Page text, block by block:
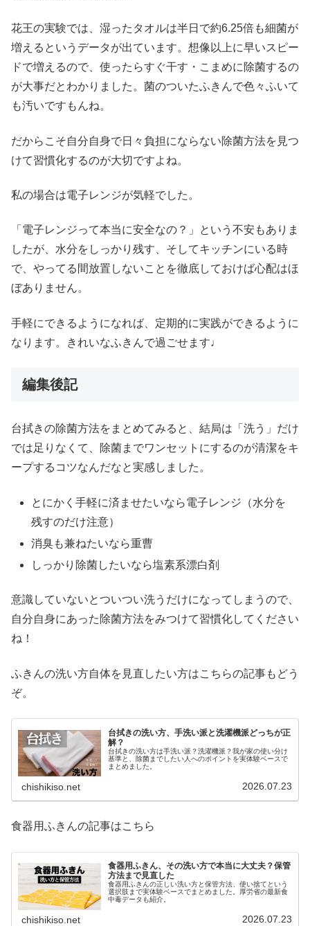
花王の実験では、湿ったタオルは半日で約6.25倍も細菌が
増えるというデータが出ています。想像以上に早いスピー
ドで増えるので、使ったらすぐ干す・こまめに除菌するの
が大事だとわかりました。菌のついたふきんで色々ふいて
も汚いですもんね。
だからこそ自分自身で日々負担にならない除菌方法を見つ
けて習慣化するのが大切ですよね。
私の場合は電子レンジが気軽でした。
「電子レンジって本当に安全なの？」という不安もありま
したが、水分をしっかり残す、そしてキッチンにいる時
で、やってる間放置しないことを徹底しておけば心配はほ
ぼありません。
手軽にできるようになれば、定期的に実践ができるように
なります。きれいなふきんで過ごせます♩
編集後記
台拭きの除菌方法をまとめてみると、結局は「洗う」だけ
では足りなくて、除菌までワンセットにするのが清潔をキ
ープするコツなんだなと実感しました。
とにかく手軽に済ませたいなら電子レンジ（水分を
残すのだけ注意）
消臭も兼ねたいなら重曹
しっかり除菌したいなら塩素系漂白剤
意識していないとついつい洗うだけになってしまうので、
自分自身にあった除菌方法をみつけて習慣化してください
ね！
ふきんの洗い方自体を見直したい方はこちらの記事もどう
ぞ。
台拭きの洗い方、手洗い派と洗濯機派どっちが正
解？
台拭きの洗い方は手洗い派？洗濯機派？我が家の使い分け
基準と、除菌までしたい人へのポイントを実体験ベースで
まとめました。
chishikiso.net 2026.07.23
食器用ふきんの記事はこちら
食器用ふきん、その洗い方で本当に大丈夫？保管
方法まで見直した
食器用ふきんの正しい洗い方と保管方法、使い捨てという
選択肢まで実体験ベースでまとめました。厚労省の最新食
中毒データも紹介。
chishikiso.net 2026.07.23